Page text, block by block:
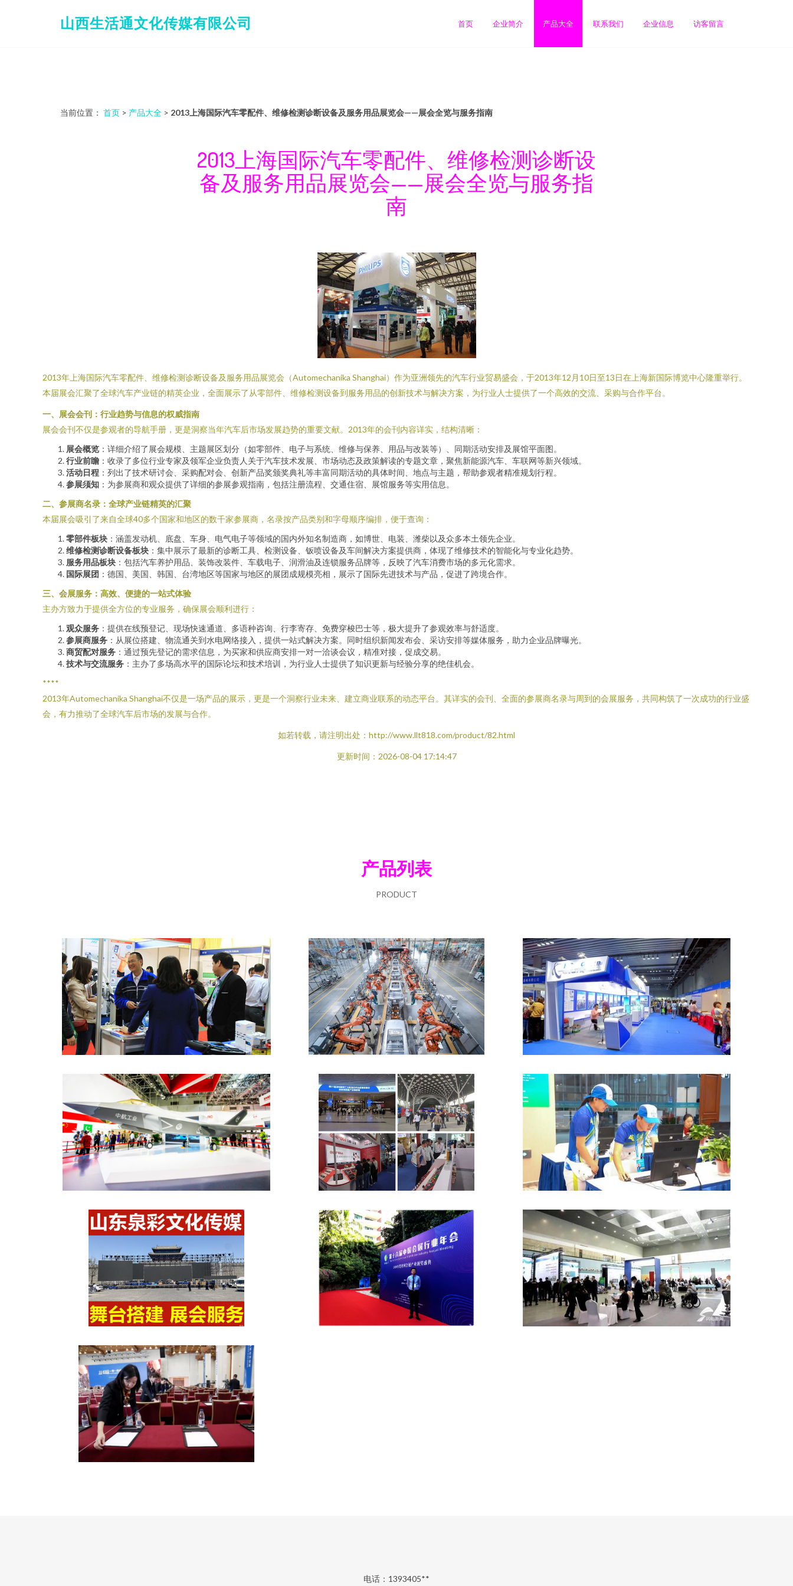
山西生活通文化传媒有限公司 首页 企业简介 产品大全 联系我们 企业信息 访客留言
当前位置： 首页 > 产品大全 > 2013上海国际汽车零配件、维修检测诊断设备及服务用品展览会——展会全览与服务指南
2013上海国际汽车零配件、维修检测诊断设
备及服务用品展览会——展会全览与服务指
南
2013年上海国际汽车零配件、维修检测诊断设备及服务用品展览会（Automechanika Shanghai）作为亚洲领先的汽车行业贸易盛会，于2013年12月10日至13日在上海新国际博览中心隆重举行。
本届展会汇聚了全球汽车产业链的精英企业，全面展示了从零部件、维修检测设备到服务用品的创新技术与解决方案，为行业人士提供了一个高效的交流、采购与合作平台。
一、展会会刊：行业趋势与信息的权威指南
展会会刊不仅是参观者的导航手册，更是洞察当年汽车后市场发展趋势的重要文献。2013年的会刊内容详实，结构清晰：
展会概览 ：详细介绍了展会规模、主题展区划分（如零部件、电子与系统、维修与保养、用品与改装等）、同期活动安排及展馆平面图。
行业前瞻 ：收录了多位行业专家及领军企业负责人关于汽车技术发展、市场动态及政策解读的专题文章，聚焦新能源汽车、车联网等新兴领域。
活动日程 ：列出了技术研讨会、采购配对会、创新产品奖颁奖典礼等丰富同期活动的具体时间、地点与主题，帮助参观者精准规划行程。
参展须知 ：为参展商和观众提供了详细的参展参观指南，包括注册流程、交通住宿、展馆服务等实用信息。
二、参展商名录：全球产业链精英的汇聚
本届展会吸引了来自全球40多个国家和地区的数千家参展商，名录按产品类别和字母顺序编排，便于查询：
零部件板块 ：涵盖发动机、底盘、车身、电气电子等领域的国内外知名制造商，如博世、电装、潍柴以及众多本土领先企业。
维修检测诊断设备板块 ：集中展示了最新的诊断工具、检测设备、钣喷设备及车间解决方案提供商，体现了维修技术的智能化与专业化趋势。
服务用品板块 ：包括汽车养护用品、装饰改装件、车载电子、润滑油及连锁服务品牌等，反映了汽车消费市场的多元化需求。
国际展团 ：德国、美国、韩国、台湾地区等国家与地区的展团成规模亮相，展示了国际先进技术与产品，促进了跨境合作。
三、会展服务：高效、便捷的一站式体验
主办方致力于提供全方位的专业服务，确保展会顺利进行：
观众服务 ：提供在线预登记、现场快速通道、多语种咨询、行李寄存、免费穿梭巴士等，极大提升了参观效率与舒适度。
参展商服务 ：从展位搭建、物流通关到水电网络接入，提供一站式解决方案。同时组织新闻发布会、采访安排等媒体服务，助力企业品牌曝光。
商贸配对服务 ：通过预先登记的需求信息，为买家和供应商安排一对一洽谈会议，精准对接，促成交易。
技术与交流服务 ：主办了多场高水平的国际论坛和技术培训，为行业人士提供了知识更新与经验分享的绝佳机会。
****
2013年Automechanika Shanghai不仅是一场产品的展示，更是一个洞察行业未来、建立商业联系的动态平台。其详实的会刊、全面的参展商名录与周到的会展服务，共同构筑了一次成功的行业盛
会，有力推动了全球汽车后市场的发展与合作。
如若转载，请注明出处：http://www.llt818.com/product/82.html
更新时间：2026-08-04 17:14:47
产品列表
PRODUCT
电话：1393405**